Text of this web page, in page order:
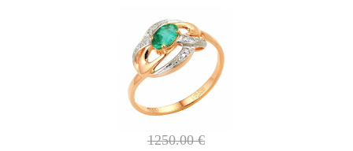
1250.00€